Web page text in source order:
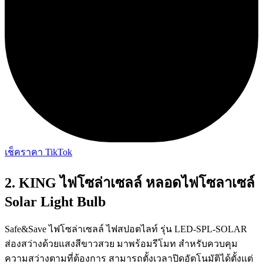
เช็คราคา TikTok
2. KING ไฟโซล่าเซลล์ หลอดไฟโซลาเซล์
Solar Light Bulb
Safe&Save ไฟโซล่าเซลล์ ไฟสปอตไลท์ รุ่น LED-SPL-SOLAR
ส่องสว่างด้วยแสงสีขาวสวย มาพร้อมรีโมท สำหรับควบคุม
ความสว่างตามที่ต้องการ สามารถตั้งเวลาปิดอัตโนมัติได้ตั้งแต่